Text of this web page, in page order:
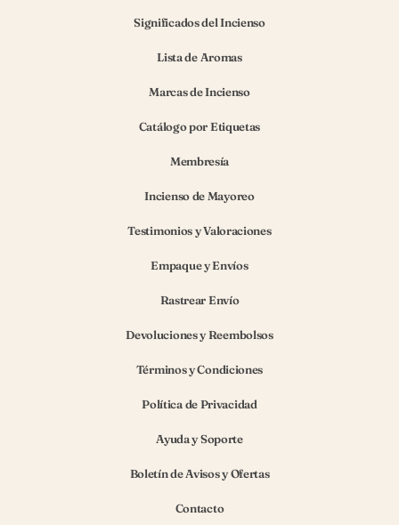
Significados del Incienso
Lista de Aromas
Marcas de Incienso
Catálogo por Etiquetas
Membresía
Incienso de Mayoreo
Testimonios y Valoraciones
Empaque y Envíos
Rastrear Envío
Devoluciones y Reembolsos
Términos y Condiciones
Política de Privacidad
Ayuda y Soporte
Boletín de Avisos y Ofertas
Contacto